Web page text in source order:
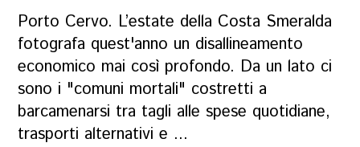
Porto Cervo. L’estate della Costa Smeralda
fotografa quest'anno un disallineamento
economico mai così profondo. Da un lato ci
sono i "comuni mortali" costretti a
barcamenarsi tra tagli alle spese quotidiane,
trasporti alternativi e ...